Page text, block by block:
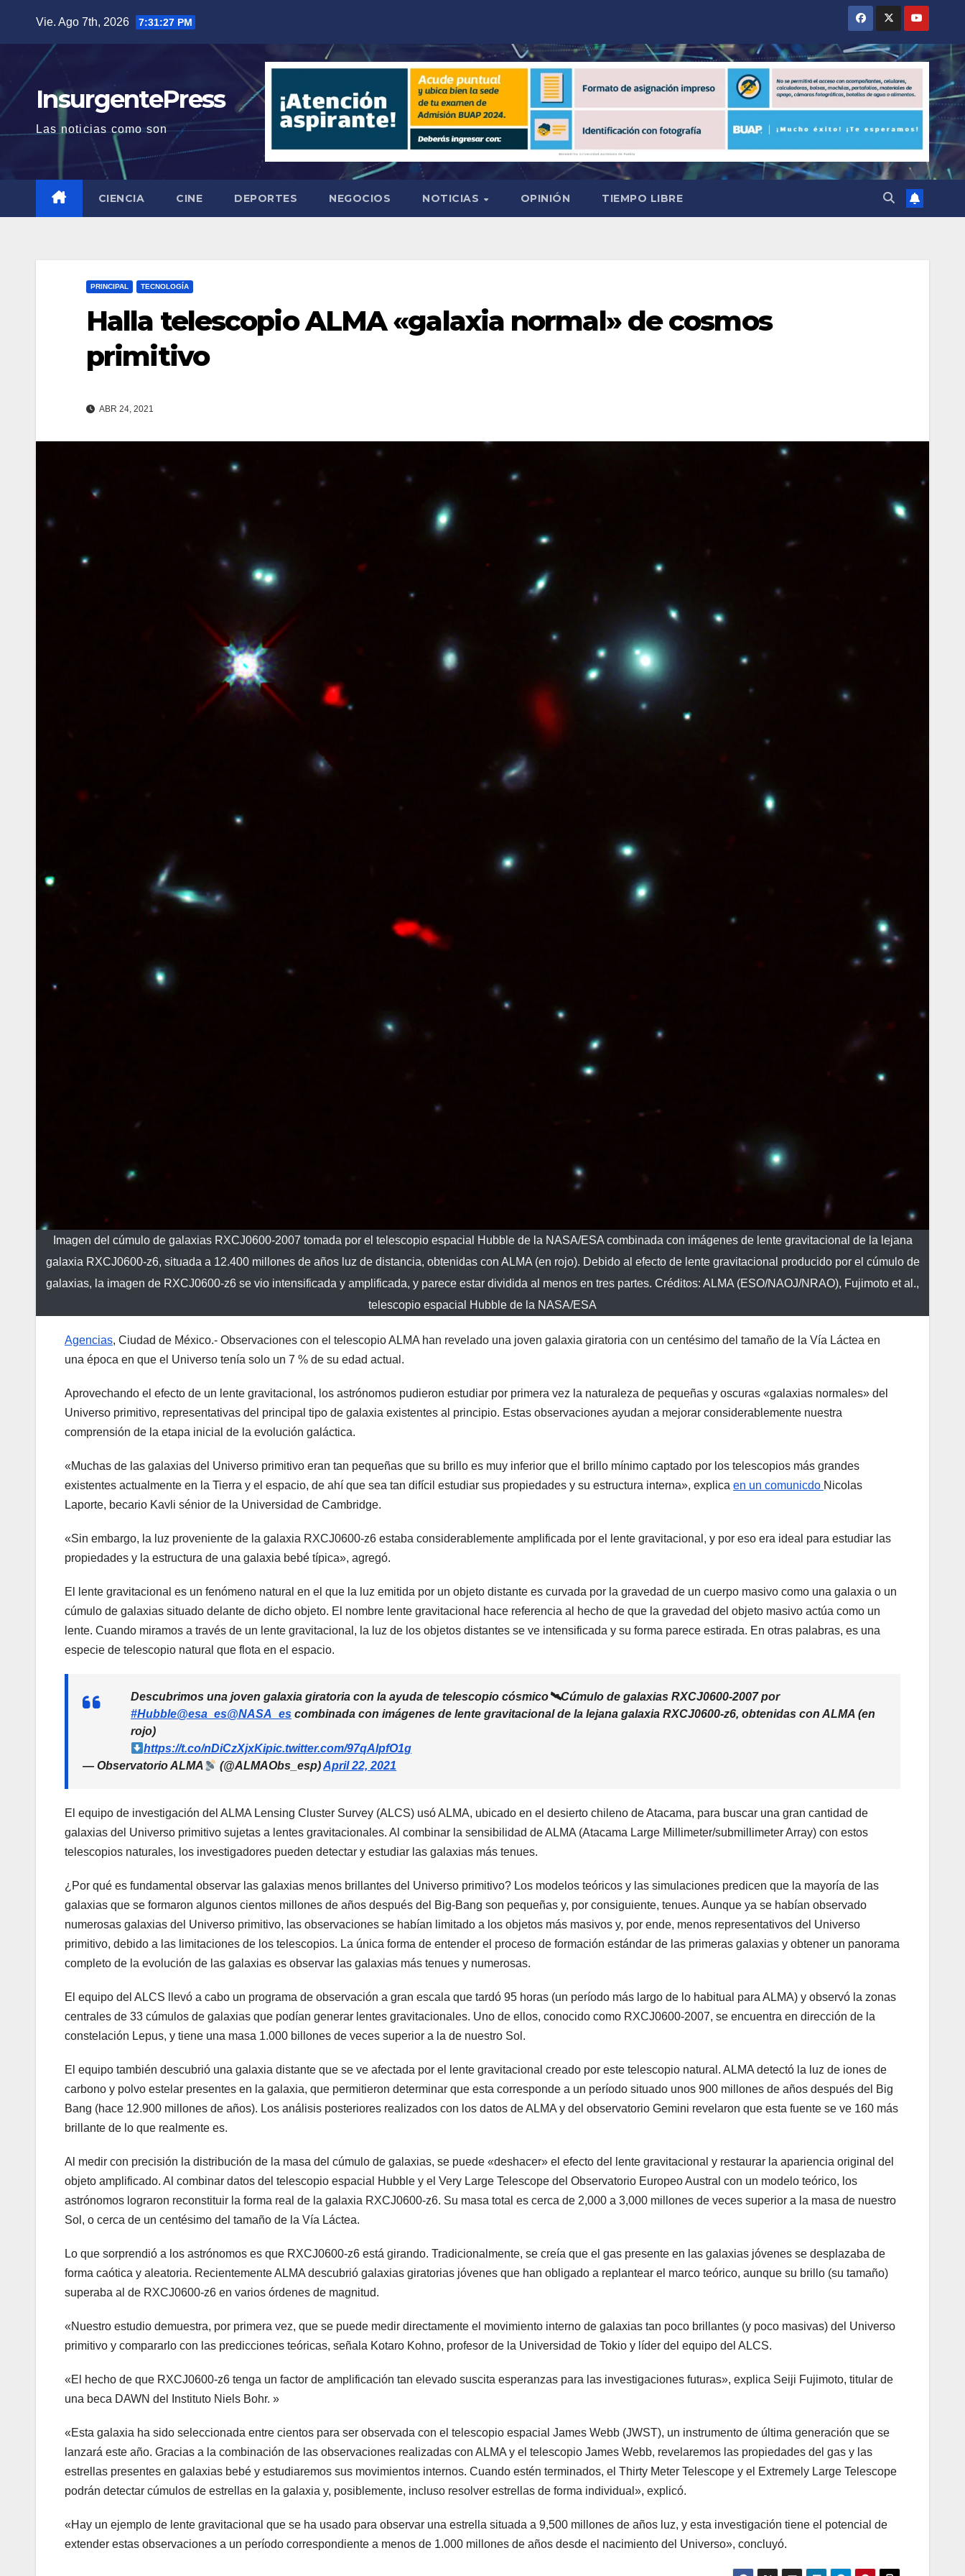
contenido
Vie. Ago 7th, 2026 7:31:29 PM
InsurgentePress
Las noticias como son
CIENCIA CINE DEPORTES NEGOCIOS NOTICIAS OPINIÓN TIEMPO LIBRE
PRINCIPAL TECNOLOGÍA
Halla telescopio ALMA «galaxia normal» de cosmos
primitivo
ABR 24, 2021
Imagen del cúmulo de galaxias RXCJ0600-2007 tomada por el telescopio espacial Hubble de la NASA/ESA combinada con imágenes de lente gravitacional de la lejana
galaxia RXCJ0600-z6, situada a 12.400 millones de años luz de distancia, obtenidas con ALMA (en rojo). Debido al efecto de lente gravitacional producido por el cúmulo de
galaxias, la imagen de RXCJ0600-z6 se vio intensificada y amplificada, y parece estar dividida al menos en tres partes. Créditos: ALMA (ESO/NAOJ/NRAO), Fujimoto et al.,
telescopio espacial Hubble de la NASA/ESA
Agencias, Ciudad de México.- Observaciones con el telescopio ALMA han revelado una joven galaxia giratoria con un centésimo del tamaño de la Vía Láctea en
una época en que el Universo tenía solo un 7 % de su edad actual.
Aprovechando el efecto de un lente gravitacional, los astrónomos pudieron estudiar por primera vez la naturaleza de pequeñas y oscuras «galaxias normales» del
Universo primitivo, representativas del principal tipo de galaxia existentes al principio. Estas observaciones ayudan a mejorar considerablemente nuestra
comprensión de la etapa inicial de la evolución galáctica.
«Muchas de las galaxias del Universo primitivo eran tan pequeñas que su brillo es muy inferior que el brillo mínimo captado por los telescopios más grandes
existentes actualmente en la Tierra y el espacio, de ahí que sea tan difícil estudiar sus propiedades y su estructura interna», explica en un comunicdo Nicolas
Laporte, becario Kavli sénior de la Universidad de Cambridge.
«Sin embargo, la luz proveniente de la galaxia RXCJ0600-z6 estaba considerablemente amplificada por el lente gravitacional, y por eso era ideal para estudiar las
propiedades y la estructura de una galaxia bebé típica», agregó.
El lente gravitacional es un fenómeno natural en el que la luz emitida por un objeto distante es curvada por la gravedad de un cuerpo masivo como una galaxia o un
cúmulo de galaxias situado delante de dicho objeto. El nombre lente gravitacional hace referencia al hecho de que la gravedad del objeto masivo actúa como un
lente. Cuando miramos a través de un lente gravitacional, la luz de los objetos distantes se ve intensificada y su forma parece estirada. En otras palabras, es una
especie de telescopio natural que flota en el espacio.
Descubrimos una joven galaxia giratoria con la ayuda de telescopio cósmico🛰Cúmulo de galaxias RXCJ0600-2007 por
#Hubble@esa_es@NASA_es combinada con imágenes de lente gravitacional de la lejana galaxia RXCJ0600-z6, obtenidas con ALMA (en
rojo)
https://t.co/nDiCzXjxKipic.twitter.com/97qAlpfO1g
— Observatorio ALMA
(@ALMAObs_esp)April 22, 2021
El equipo de investigación del ALMA Lensing Cluster Survey (ALCS) usó ALMA, ubicado en el desierto chileno de Atacama, para buscar una gran cantidad de
galaxias del Universo primitivo sujetas a lentes gravitacionales. Al combinar la sensibilidad de ALMA (Atacama Large Millimeter/submillimeter Array) con estos
telescopios naturales, los investigadores pueden detectar y estudiar las galaxias más tenues.
¿Por qué es fundamental observar las galaxias menos brillantes del Universo primitivo? Los modelos teóricos y las simulaciones predicen que la mayoría de las
galaxias que se formaron algunos cientos millones de años después del Big-Bang son pequeñas y, por consiguiente, tenues. Aunque ya se habían observado
numerosas galaxias del Universo primitivo, las observaciones se habían limitado a los objetos más masivos y, por ende, menos representativos del Universo
primitivo, debido a las limitaciones de los telescopios. La única forma de entender el proceso de formación estándar de las primeras galaxias y obtener un panorama
completo de la evolución de las galaxias es observar las galaxias más tenues y numerosas.
El equipo del ALCS llevó a cabo un programa de observación a gran escala que tardó 95 horas (un período más largo de lo habitual para ALMA) y observó la zonas
centrales de 33 cúmulos de galaxias que podían generar lentes gravitacionales. Uno de ellos, conocido como RXCJ0600-2007, se encuentra en dirección de la
constelación Lepus, y tiene una masa 1.000 billones de veces superior a la de nuestro Sol.
El equipo también descubrió una galaxia distante que se ve afectada por el lente gravitacional creado por este telescopio natural. ALMA detectó la luz de iones de
carbono y polvo estelar presentes en la galaxia, que permitieron determinar que esta corresponde a un período situado unos 900 millones de años después del Big
Bang (hace 12.900 millones de años). Los análisis posteriores realizados con los datos de ALMA y del observatorio Gemini revelaron que esta fuente se ve 160 más
brillante de lo que realmente es.
Al medir con precisión la distribución de la masa del cúmulo de galaxias, se puede «deshacer» el efecto del lente gravitacional y restaurar la apariencia original del
objeto amplificado. Al combinar datos del telescopio espacial Hubble y el Very Large Telescope del Observatorio Europeo Austral con un modelo teórico, los
astrónomos lograron reconstituir la forma real de la galaxia RXCJ0600-z6. Su masa total es cerca de 2,000 a 3,000 millones de veces superior a la masa de nuestro
Sol, o cerca de un centésimo del tamaño de la Vía Láctea.
Lo que sorprendió a los astrónomos es que RXCJ0600-z6 está girando. Tradicionalmente, se creía que el gas presente en las galaxias jóvenes se desplazaba de
forma caótica y aleatoria. Recientemente ALMA descubrió galaxias giratorias jóvenes que han obligado a replantear el marco teórico, aunque su brillo (su tamaño)
superaba al de RXCJ0600-z6 en varios órdenes de magnitud.
«Nuestro estudio demuestra, por primera vez, que se puede medir directamente el movimiento interno de galaxias tan poco brillantes (y poco masivas) del Universo
primitivo y compararlo con las predicciones teóricas, señala Kotaro Kohno, profesor de la Universidad de Tokio y líder del equipo del ALCS.
«El hecho de que RXCJ0600-z6 tenga un factor de amplificación tan elevado suscita esperanzas para las investigaciones futuras», explica Seiji Fujimoto, titular de
una beca DAWN del Instituto Niels Bohr. »
«Esta galaxia ha sido seleccionada entre cientos para ser observada con el telescopio espacial James Webb (JWST), un instrumento de última generación que se
lanzará este año. Gracias a la combinación de las observaciones realizadas con ALMA y el telescopio James Webb, revelaremos las propiedades del gas y las
estrellas presentes en galaxias bebé y estudiaremos sus movimientos internos. Cuando estén terminados, el Thirty Meter Telescope y el Extremely Large Telescope
podrán detectar cúmulos de estrellas en la galaxia y, posiblemente, incluso resolver estrellas de forma individual», explicó.
«Hay un ejemplo de lente gravitacional que se ha usado para observar una estrella situada a 9,500 millones de años luz, y esta investigación tiene el potencial de
extender estas observaciones a un período correspondiente a menos de 1.000 millones de años desde el nacimiento del Universo», concluyó.